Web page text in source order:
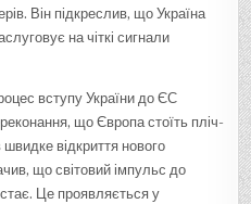
Він підкреслив, що Україна
на чіткі сигнали
вступу України до ЄС
що Європа стоїть пліч-
відкриття нового
що світовий імпульс до
Це проявляється у